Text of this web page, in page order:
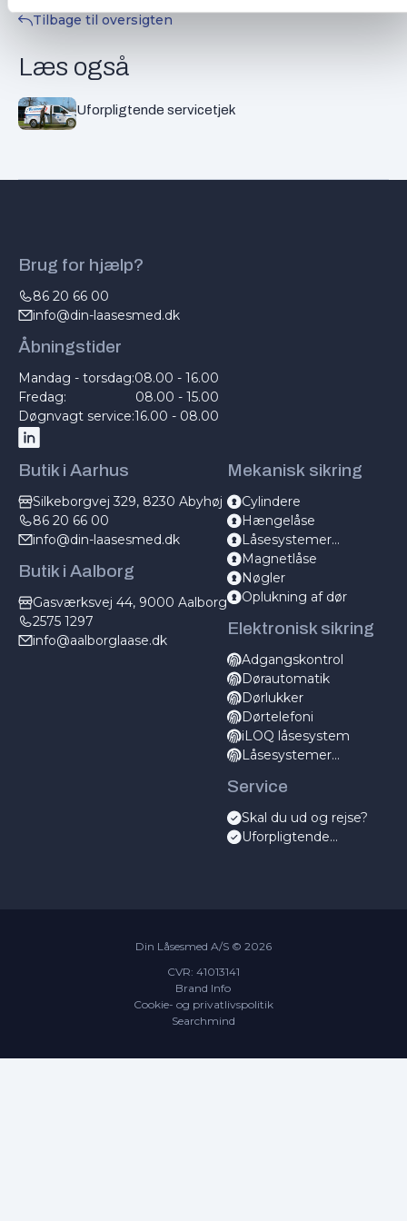
Tilbage til oversigten
Læs også
Uforpligtende servicetjek
Brug for hjælp?
86 20 66 00
info@din-laasesmed.dk
Åbningstider
Mandag - torsdag:08.00 - 16.00
Fredag:
08.00 - 15.00
Døgnvagt service:16.00 - 08.00
Butik i Aarhus
Silkeborgvej 329, 8230 Abyhøj
86 20 66 00
info@din-laasesmed.dk
Butik i Aalborg
Gasværksvej 44, 9000 Aalborg
2575 1297
info@aalborglaase.dk
Mekanisk sikring
Cylindere
Hængelåse
Låsesystemer
mekanisk
Magnetlåse
Nøgler
Oplukning af dør
Elektronisk sikring
Adgangskontrol
Dørautomatik
Dørlukker
Dørtelefoni
iLOQ låsesystem
Låsesystemer
Service
Skal du ud og rejse?
Uforpligtende
Din Låsesmed A/S © 2026
CVR: 41013141
Brand Info
Cookie- og privatlivspolitik
Searchmind